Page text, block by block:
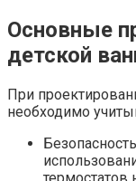
Основные
детской
При
необходимо
термостатов